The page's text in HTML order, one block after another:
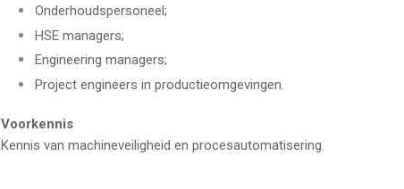
Onderhoudspersoneel;
HSE managers;
Engineering managers;
Project engineers in productieomgevingen.
Voorkennis
Kennis van machineveiligheid en procesautomatisering.